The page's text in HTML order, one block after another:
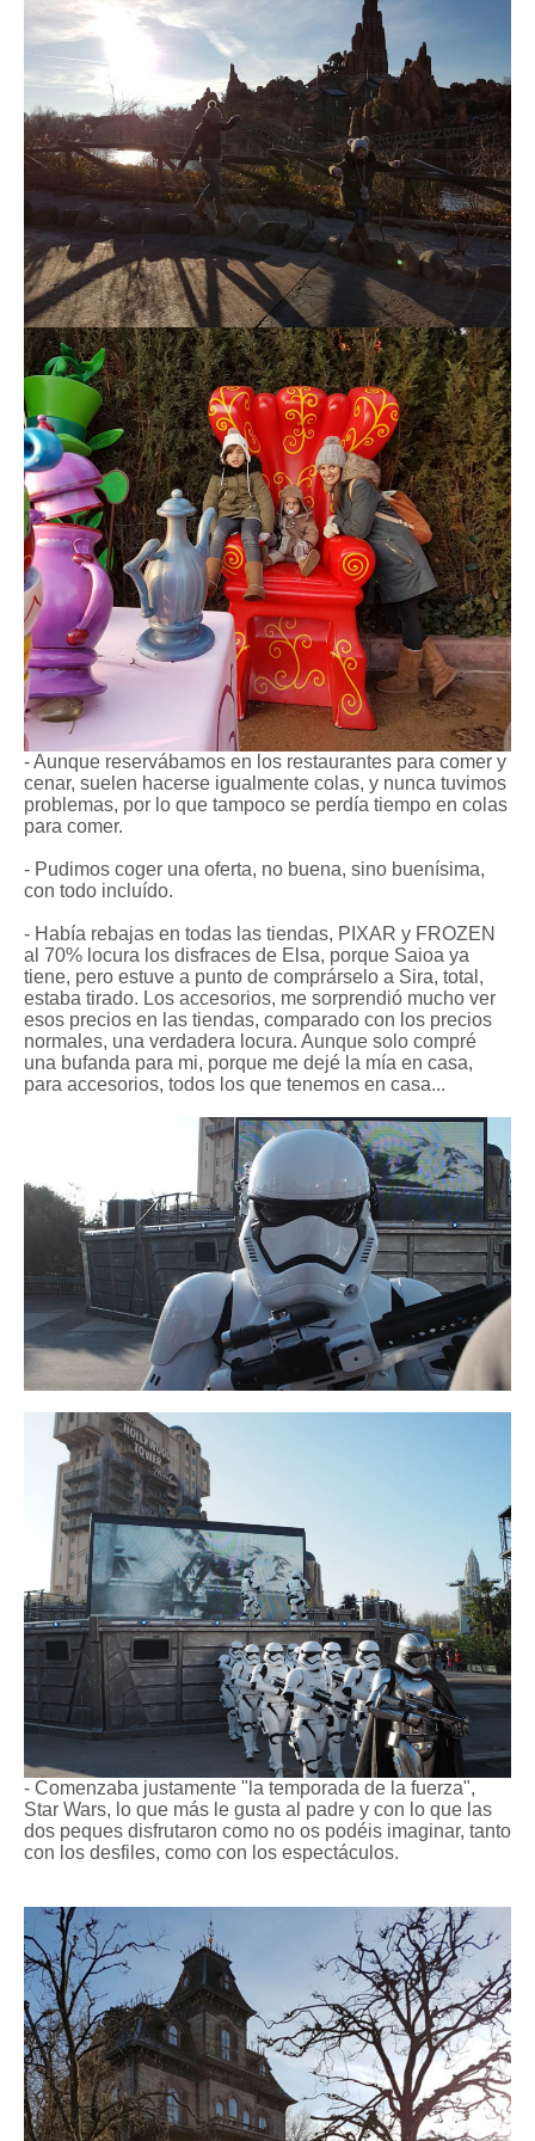
- Aunque reservábamos en los restaurantes para comer y
cenar, suelen hacerse igualmente colas, y nunca tuvimos
problemas, por lo que tampoco se perdía tiempo en colas
para comer.
- Pudimos coger una oferta, no buena, sino buenísima,
con todo incluído.
- Había rebajas en todas las tiendas, PIXAR y FROZEN
al 70% locura los disfraces de Elsa, porque Saioa ya
tiene, pero estuve a punto de comprárselo a Sira, total,
estaba tirado. Los accesorios, me sorprendió mucho ver
esos precios en las tiendas, comparado con los precios
normales, una verdadera locura. Aunque solo compré
una bufanda para mi, porque me dejé la mía en casa,
para accesorios, todos los que tenemos en casa...
- Comenzaba justamente "la temporada de la fuerza",
Star Wars, lo que más le gusta al padre y con lo que las
dos peques disfrutaron como no os podéis imaginar, tanto
con los desfiles, como con los espectáculos.